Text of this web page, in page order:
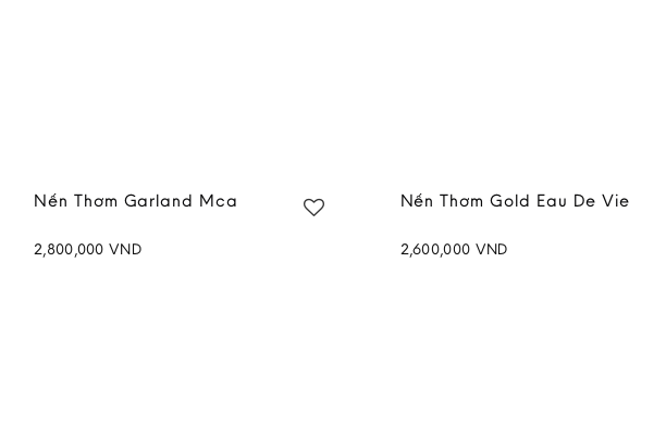
Nến Thơm Garland Mca
2,800,000 VND
Nến Thơm Gold Eau De Vie
2,600,000 VND